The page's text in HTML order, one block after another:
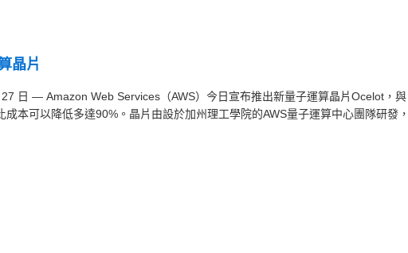
晶片
日 — Amazon Web Services（AWS）今日宣布推出新量子運算晶片Ocelot，
成本可以降低多達90%。晶片由設於加州理工學院的AWS量子運算中心團隊研發